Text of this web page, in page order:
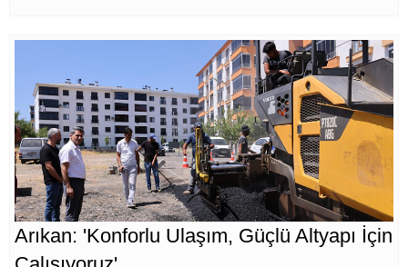
Arıkan: 'Konforlu Ulaşım, Güçlü Altyapı İçin